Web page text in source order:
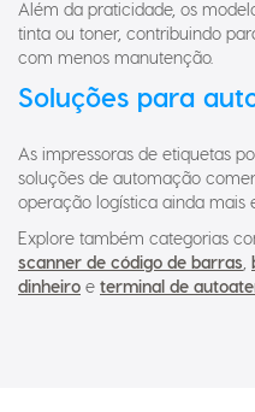
tinta ou toner, contribuindo
com menos manutenção.
Soluções para
soluções de automação
operação logística ainda mais
scanner de código de barras,
dinheiroeterminal de